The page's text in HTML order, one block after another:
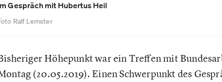
Gespräch mit Hubertus Heil
Ralf Lemster
Höhepunkt war ein Treffen mit
(20.05.2019). Einen Schwerpunkt des